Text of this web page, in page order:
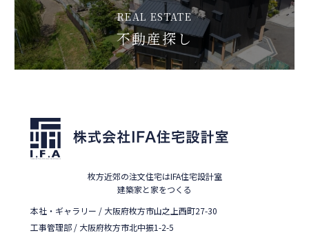
REAL ESTATE
不動産探し
枚方近郊の注文住宅はIFA住宅設計室
建築家と家をつくる
本社・ギャラリー / 大阪府枚方市山之上西町27-30
工事管理部 / 大阪府枚方市北中振1-2-5